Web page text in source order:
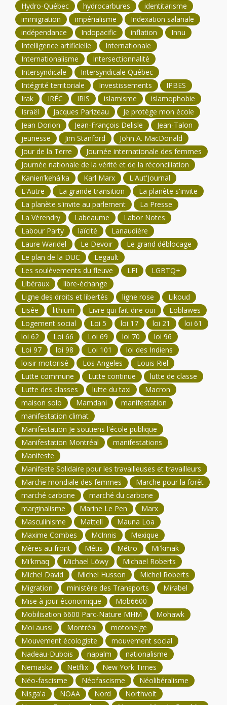
Hydro-Québec
hydrocarbures
identitarisme
immigration
impérialisme
Indexation salariale
indépendance
Indopacific inflation
Innu
Intelligence artificielle
Internationale
Internationalisme
Intersectionnalité
Intersyndicale
Intersyndicale Québec
Intégrité territoriale
Investissements
IPBES
Irak
IRÉC IRIS islamisme
islamophobie
Israël
Jacques Parizeau
Je protège mon école
Jean Dorion
Jean-François Delisle
Jean-Talon
jeunesse
Jim Stanford
John A. MacDonald
Jour de la Terre
Journée internationale des femmes
Journée nationale de la vérité et de la réconciliation
Kanien’kehá:ka
Karl Marx
L'Aut'Journal
L'Autre
La grande transition
La planète s'invite
La planète s'invite au parlement
La Presse
La Vérendry
Labeaume
Labor Notes
Labour Party
laïcité
Lanaudière
Laure Waridel
Le Devoir
Le grand déblocage
Le plan de la DUC
Legault
Les soulèvements du fleuve
LFI
LGBTQ+
Libéraux
libre-échange
Ligne des droits et libertés
ligne rose
Likoud
Lisée
lithium Livre qui fait dire oui
Loblawes
Logement social
Loi 5 loi 17 loi 21
loi 61
loi 62
Loi 66 Loi 69 loi 70
loi 96
Loi 97
loi 98 Loi 101
loi des Indiens
loisir motorisé
Los Angeles
Louis Riel
Lutte commune
Lutte continue
lutte de classe
Lutte des classes
lutte du taxi
Macron
maison solo
Mamdani
manifestation
manifestation climat
Manifestation Je soutiens l'école publique
Manifestation Montréal
manifestations
Manifeste
Manifeste Solidaire pour les travailleuses et travailleurs
Marche mondiale des femmes
Marche pour la forêt
marché carbone
marché du carbone
marginalisme
Marine Le Pen
Marx
Masculinisme
Mattell
Mauna Loa
Maxime Combes
McInnis
Mexique
Mères au front
Métis Métro
Mi'kmak
Mi'kmaq
Michael Löwy
Michael Roberts
Michel David
Michel Husson
Michel Roberts
Migration
ministère des Transports
Mirabel
Mise à jour économique
Mob6600
Mobilisation 6600 Parc-Nature MHM
Mohawk
Moi aussi
Montréal
motoneige
Mouvement écologiste
mouvement social
Nadeau-Dubois
napalm
nationalisme
Nemaska
Netflix
New York Times
Néo-fascisme
Néofascisme
Néolibéralisme
Nisga'a
NOAA Nord
Northvolt